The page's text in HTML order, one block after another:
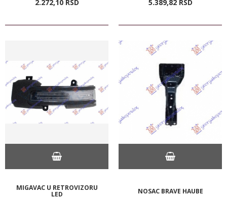
2.272,10 RSD 5.389,82 RSD
MIGAVAC U RETROVIZORU
LED NOSAC BRAVE HAUBE